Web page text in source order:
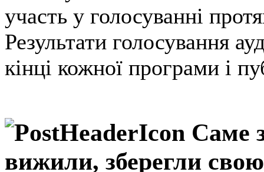
участь у голосуванні
Результати голосування
кінці кожної програми і
Саме
вижили, зберегли